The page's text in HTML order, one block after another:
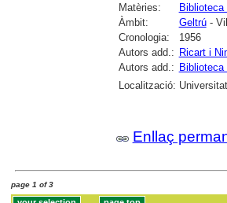
Matèries:
Àmbit:
Geltrú-
Cronologia:
1956
Autors add.: Ricart i
Autors add.:
Localització:
Enllaç
page 1 of 3